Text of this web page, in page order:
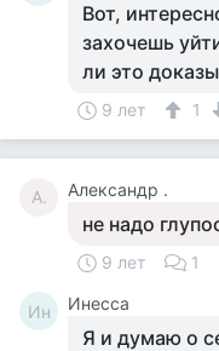
Вот,
захочешь
ли это
9 лет 1
А. Александр .
не надо
9 лет 1
Ин Инесса
Я и думаю о